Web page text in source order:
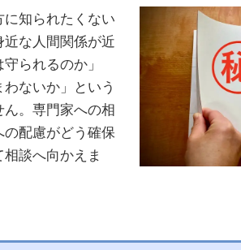
知られたくない
な人間関係が近
られるのか」
ないか」という
。専門家への相
配慮がどう確保
談へ向かえま